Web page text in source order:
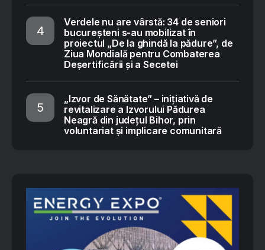
Verdele nu are vârstă: 34 de seniori
bucureșteni s-au mobilizat în
proiectul „De la ghindă la pădure”, de
Ziua Mondială pentru Combaterea
Deșertificării și a Secetei
„Izvor de Sănătate” – inițiativă de
revitalizare a Izvorului Pădurea
Neagră din județul Bihor, prin
voluntariat și implicare comunitară